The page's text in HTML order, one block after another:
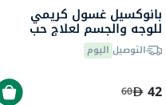
بانوكسيل غسول كريمي
للوجه والجسم لعلاج حب
الشباب يحتوي على 4% من
بيروكسيد البنزويل 170 جرام
التوصيل اليوم
42
60